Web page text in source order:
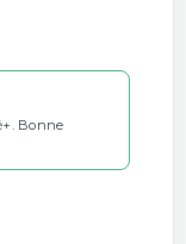
Bonne